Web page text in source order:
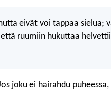
eivät voi tappaa sielua;
ruumiin hukuttaa
joku ei hairahdu